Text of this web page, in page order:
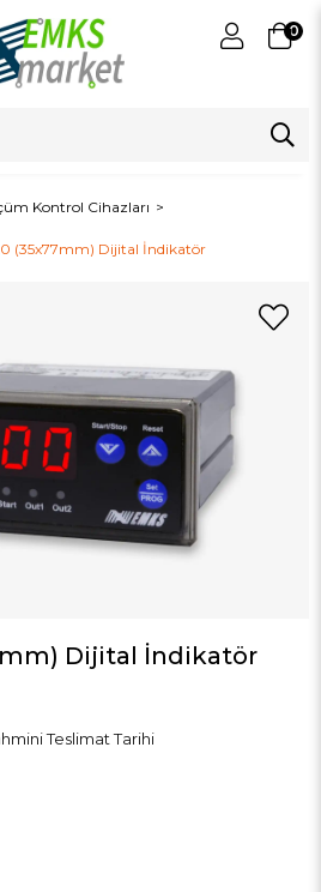
0
Kontrol Cihazları
(35x77mm) Dijital İndikatör
Dijital İndikatör
Teslimat Tarihi